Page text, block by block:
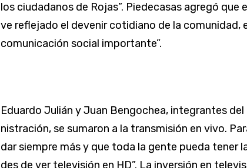
los ciudadanos de Rojas”. Piedecasas agregó que
ve reflejado el devenir cotidiano de la comunidad,
comunicación social importante”.
Eduardo Julián y Juan Bengochea, integrantes
nistración, se sumaron a la transmisión en vivo.
dar siempre más y que toda la gente pueda tener
des de ver televisión en HD”. La inversión en